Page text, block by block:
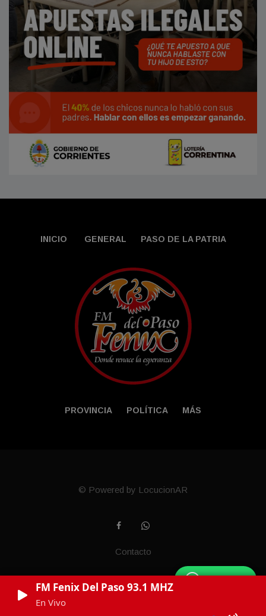
FM Fenix Del Paso 93.1 MHZ
En Vivo
WhatsApp
INICIO GENERAL PASO DE LA PATRIA
PROVINCIA POLÍTICA MÁS
© Powered by LocucionAR
Contacto